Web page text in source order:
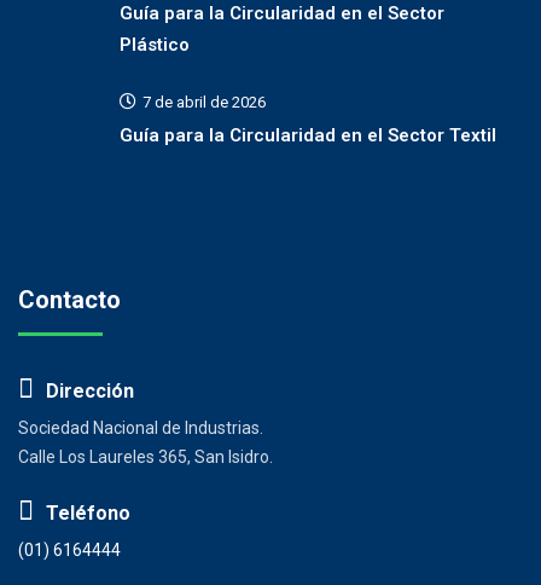
Guía para la Circularidad en el Sector
Plástico
7 de abril de 2026
Guía para la Circularidad en el Sector Textil
Contacto
Dirección
Sociedad Nacional de Industrias.
Calle Los Laureles 365, San Isidro.
Teléfono
(01) 6164444